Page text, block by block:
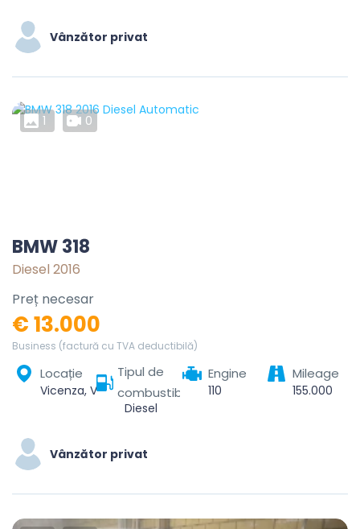
Vânzător privat
1 0
BMW 318
Diesel 2016
Preț necesar
€ 13.000
Business (factură cu TVA deductibilă)
Locație
Vicenza, Veneto, 36100, Italia
Tipul de
combustibil
Diesel
Engine
110
Mileage
155.000
Vânzător privat